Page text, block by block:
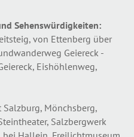
Sehenswürdigkeiten:
von Ettenberg über
Geiereck -
Eishöhlenweg,
Mönchsberg,
Salzbergwerk